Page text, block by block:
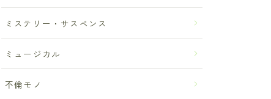
ミステリー・サスペンス
ミュージカル
不倫モノ